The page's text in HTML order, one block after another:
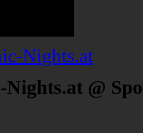
Nights.at
Nights.at @